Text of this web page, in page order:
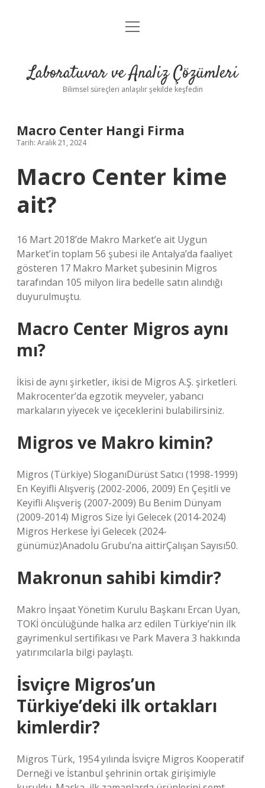
Anasayfa
Yasal Uyarı
menüyü
Laboratuvar ve Analiz Çözümleri
Bilimsel süreçleri anlaşılır şekilde keşfedin
Macro Center Hangi Firma
Tarih: Aralık 21, 2024
Macro Center kime
ait?
16 Mart 2018’de Makro Market’e ait Uygun
Market’in toplam 56 şubesi ile Antalya’da faaliyet
gösteren 17 Makro Market şubesinin Migros
tarafından 105 milyon lira bedelle satın alındığı
duyurulmuştu.
Macro Center Migros aynı
mı?
İkisi de aynı şirketler, ikisi de Migros A.Ş. şirketleri.
Makrocenter’da egzotik meyveler, yabancı
markaların yiyecek ve içeceklerini bulabilirsiniz.
Migros ve Makro kimin?
Migros (Türkiye) SloganıDürüst Satıcı (1998-1999)
En Keyifli Alışveriş (2002-2006, 2009) En Çeşitli ve
Keyifli Alışveriş (2007-2009) Bu Benim Dünyam
(2009-2014) Migros Size İyi Gelecek (2014-2024)
Migros Herkese İyi Gelecek (2024-
günümüz)Anadolu Grubu’na aittirÇalışan Sayısı50.
Makronun sahibi kimdir?
Makro İnşaat Yönetim Kurulu Başkanı Ercan Uyan,
TOKİ öncülüğünde halka arz edilen Türkiye’nin ilk
gayrimenkul sertifikası ve Park Mavera 3 hakkında
yatırımcılarla bilgi paylaştı.
İsviçre Migros’un
Türkiye’deki ilk ortakları
kimlerdir?
Migros Türk, 1954 yılında İsviçre Migros Kooperatif
Derneği ve İstanbul şehrinin ortak girişimiyle